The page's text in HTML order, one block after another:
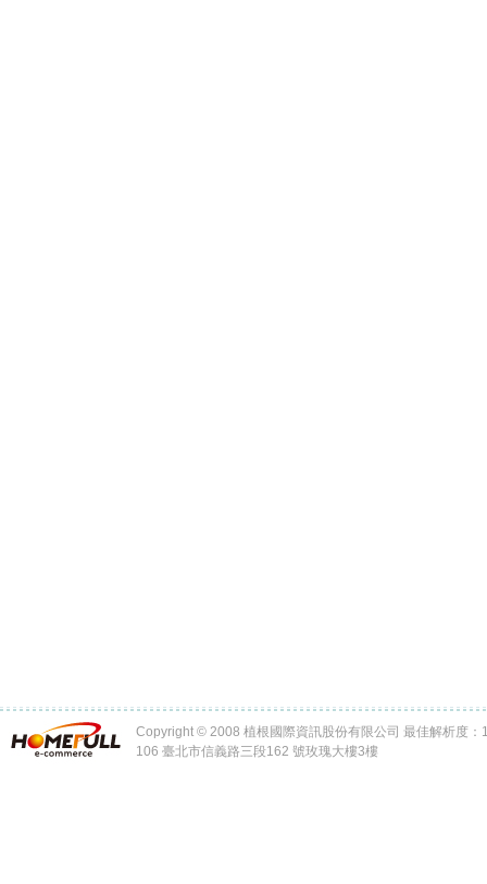
Copyright © 2008 植根國際資訊股份有限公司 最佳解析度：
106 臺北市信義路三段162 號玫瑰大樓3樓